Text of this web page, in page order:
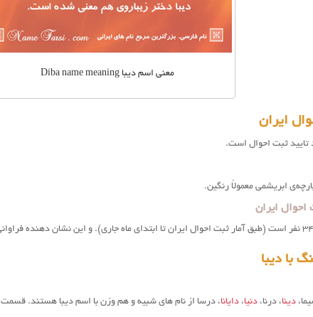
معنی اسم دیبا Diba name meaning
ایران
تایید ثبت احوال است.
ابریشمی معمولاً رنگین.
احوال ایران
با دیبا
دینا، درنا، دنیا، دایانا، درسا از نام های شبیه و هم وزن با اسم دیبا هستند. قسمت